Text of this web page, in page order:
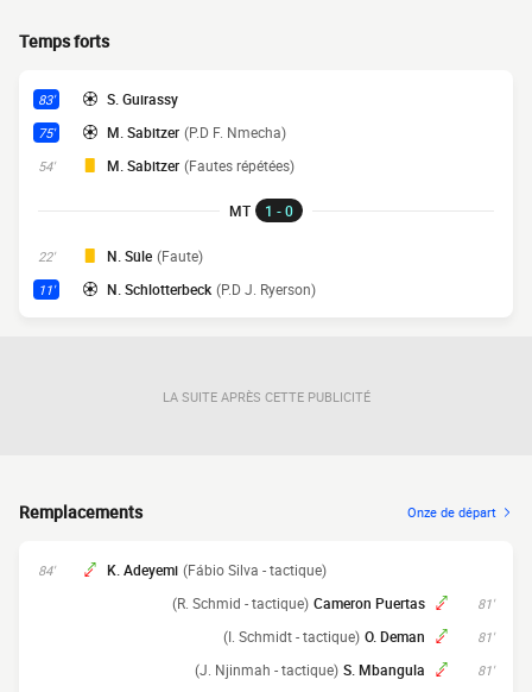
Temps forts
83' S. Guirassy
75' M. Sabitzer (P.D F. Nmecha)
54' M. Sabitzer (Fautes répétées)
MT 1 - 0
22' N. Süle (Faute)
11' N. Schlotterbeck (P.D J. Ryerson)
LA SUITE APRÈS CETTE PUBLICITÉ
Remplacements Onze de départ
84' K. Adeyemi (Fábio Silva - tactique)
81'
Cameron Puertas
(R. Schmid - tactique)
81'
O. Deman
(I. Schmidt - tactique)
81'
S. Mbangula
(J. Njinmah - tactique)